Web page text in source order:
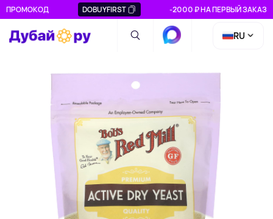
ПРОМОКОД DOBUYFIRST -2000 ₽ НА ПЕРВЫЙ ЗАКАЗ
RU